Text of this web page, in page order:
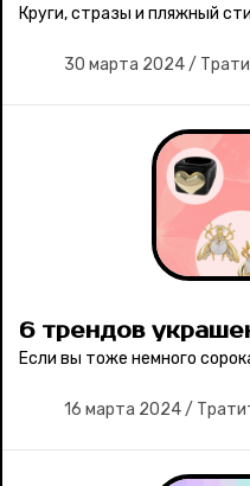
Круги, стразы и пляжный
30 марта 2024/
6 трендов
Если вы тоже немного
16 марта 2024/